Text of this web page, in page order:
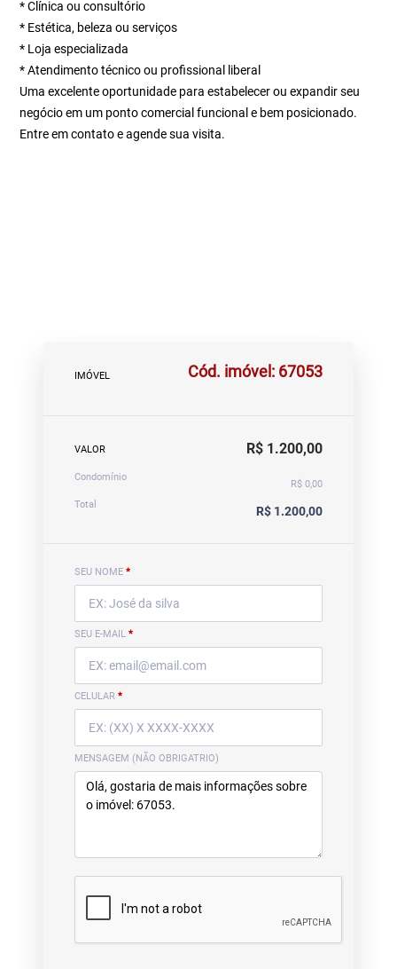
* Clínica ou consultório
* Estética, beleza ou serviços
* Loja especializada
* Atendimento técnico ou profissional liberal
Uma excelente oportunidade para estabelecer ou expandir seu
negócio em um ponto comercial funcional e bem posicionado.
Entre em contato e agende sua visita.
IMÓVEL Cód. imóvel: 67053
VALOR R$ 1.200,00
Condomínio
R$ 0,00
Total
R$ 1.200,00
SEU NOME *
SEU E-MAIL *
CELULAR *
MENSAGEM (NÃO OBRIGATRIO)